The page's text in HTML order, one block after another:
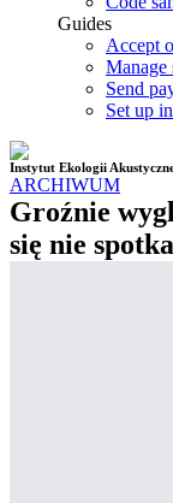
Guides
Accept
Manage
Send
Set up
Instytut Ekologii
ARCHIWUM
Groźnie
się nie